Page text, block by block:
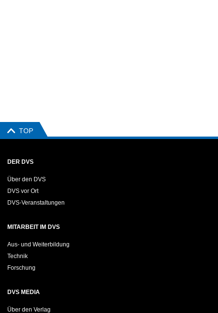
TOP
DER DVS
Über den DVS
DVS vor Ort
DVS-Veranstaltungen
MITARBEIT IM DVS
Aus- und Weiterbildung
Technik
Forschung
DVS MEDIA
Über den Verlag